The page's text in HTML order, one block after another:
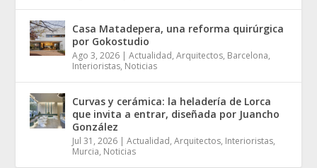
Casa Matadepera, una reforma quirúrgica
por Gokostudio
Ago 3, 2026 |Actualidad,Arquitectos, Barcelona,
Interioristas, Noticias
Curvas y cerámica: la heladería de Lorca
que invita a entrar, diseñada por Juancho
González
Jul 31, 2026 |Actualidad,Arquitectos, Interioristas,
Murcia, Noticias